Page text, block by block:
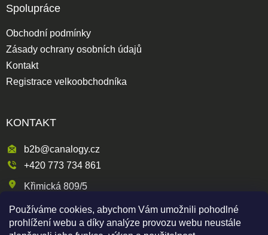
Používáme cookies, abychom Vám umožnili pohodlné
prohlížení webu a díky analýze provozu webu neustále
Spolupráce
Obchodní podmínky
Zásady ochrany osobních údajů
Kontakt
Registrace velkoobchodníka
KONTAKT
b2b@canalogy.cz
+420 773 734 861
Křimická 809/5
318 00 Plzeň 3-Skvrňany
Česká republika